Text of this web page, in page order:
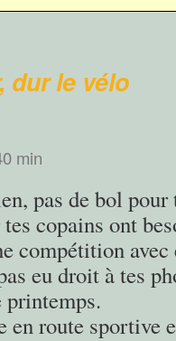
dur le vélo
min
pas de bol
copains ont
compétition avec
eu droit à tes
printemps.
en route sportive